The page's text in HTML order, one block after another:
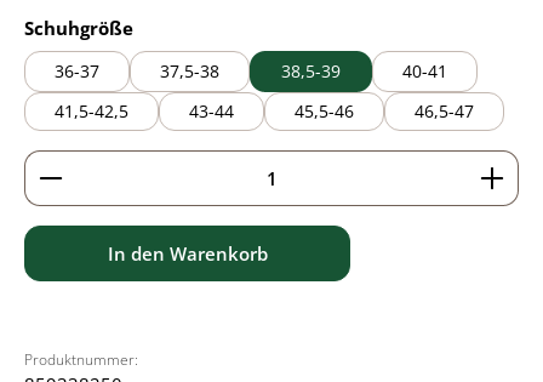
Schuhgrößeauswählen
36-37 37,5-38 38,5-39
40-41
41,5-42,5
43-44 45,5-46 46,5-47
Produkt Anzahl: Gib den gewünschten Wert ein
In den Warenkorb
Produktnummer: